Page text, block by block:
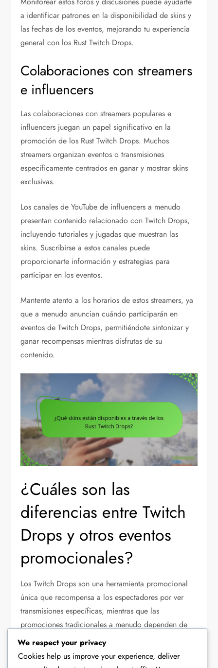
a identificar patrones en la disponibilidad de skins y
las fechas de los eventos, mejorando tu experiencia
general con los Rust Twitch Drops.
Colaboraciones con streamers
e influencers
Las colaboraciones con streamers populares e
influencers juegan un papel significativo en la
promoción de los Rust Twitch Drops. Muchos
streamers organizan eventos o transmisiones
específicamente centrados en ganar y mostrar skins
exclusivas.
Los canales de YouTube de influencers a menudo
presentan contenido relacionado con Twitch Drops,
incluyendo tutoriales y jugadas que muestran las
skins. Suscribirse a estos canales puede
proporcionarte información y estrategias para
participar en los eventos.
Mantente atento a los horarios de estos streamers, ya
que a menudo anuncian cuándo participarán en
eventos de Twitch Drops, permitiéndote sintonizar y
ganar recompensas mientras disfrutas de su
contenido.
¿Cuáles son las
diferencias entre Twitch
Drops y otros eventos
promocionales?
Los Twitch Drops son una herramienta promocional
única que recompensa a los espectadores por ver
transmisiones específicas, mientras que las
promociones tradicionales a menudo dependen de
compras directas o participación en eventos. La
diferencia clave radica en el modelo de
participación, donde los Twitch Drops incentivan la
We respect your privacy
Cookies help us improve your experience, deliver